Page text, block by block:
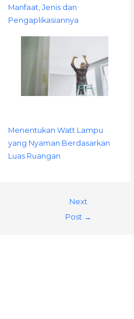
Manfaat, Jenis dan
Pengaplikasiannya
Menentukan Watt Lampu
yang Nyaman Berdasarkan
Luas Ruangan
Next
Post →